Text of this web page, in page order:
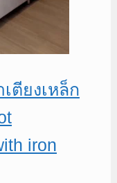
ตียงเหล็ก
iron